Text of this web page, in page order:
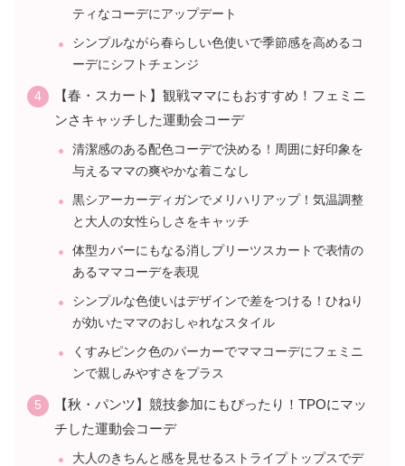
ティなコーデにアップデート
シンプルながら春らしい色使いで季節感を高めるコ
ーデにシフトチェンジ
【春・スカート】観戦ママにもおすすめ！フェミニ
ンさキャッチした運動会コーデ
清潔感のある配色コーデで決める！周囲に好印象を
与えるママの爽やかな着こなし
黒シアーカーディガンでメリハリアップ！気温調整
と大人の女性らしさをキャッチ
体型カバーにもなる消しプリーツスカートで表情の
あるママコーデを表現
シンプルな色使いはデザインで差をつける！ひねり
が効いたママのおしゃれなスタイル
くすみピンク色のパーカーでママコーデにフェミニ
ンで親しみやすさをプラス
【秋・パンツ】競技参加にもぴったり！TPOにマッ
チした運動会コーデ
大人のきちんと感を見せるストライプトップスでデ